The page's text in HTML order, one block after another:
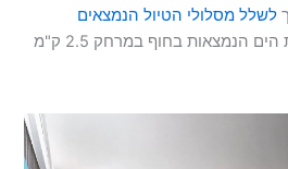
לשלל מסלולי הטיול הנמצאים
ולהתוודע למערות הים הנמצאות בחוף במרחק 2.5 ק"מ